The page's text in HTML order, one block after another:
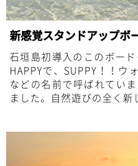
新感覚スタンドアップボ
石垣島初導入のこのボー
HAPPYで、SUPPY！！ ウ
などの名前で呼ばれてい
ました。 自然遊びの全く新